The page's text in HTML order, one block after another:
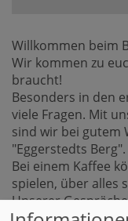
Willkommen beim
Wir kommen zu
braucht!
Besonders in den
viele Fragen. Mit
sind wir bei gutem
"Eggerstedts Berg".
Bei einem Kaffee
spielen, über alles
Unserer